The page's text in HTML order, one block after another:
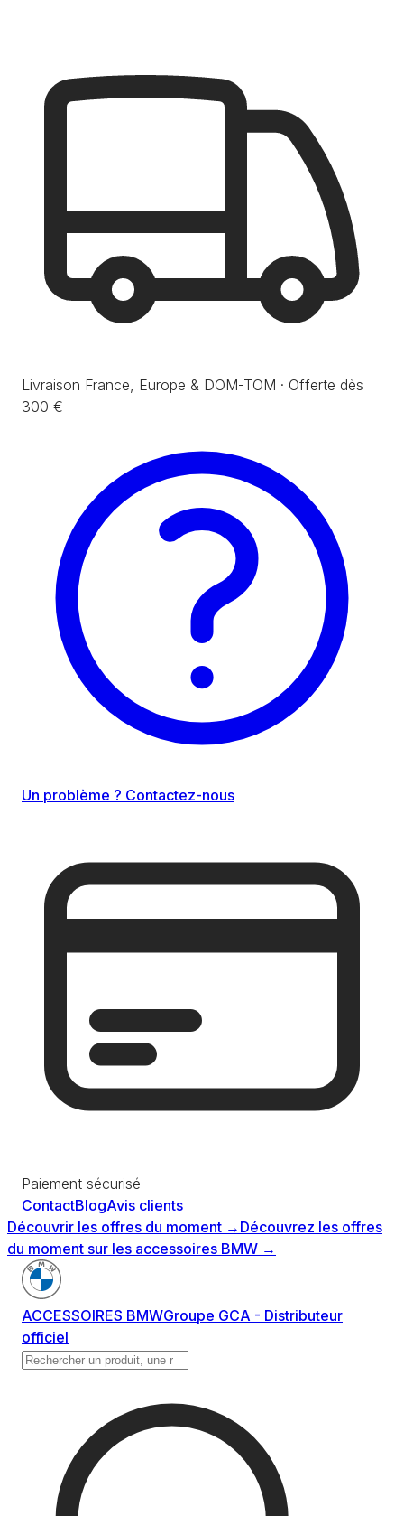
Livraison France, Europe & DOM-TOM · Offerte dès
300 €
Un problème ? Contactez-nous
Paiement sécurisé
ContactBlogAvis clients
Découvrir les offres du moment → Découvrez les offres
du moment sur les accessoires BMW →
ACCESSOIRES BMWGroupe GCA - Distributeur
officiel